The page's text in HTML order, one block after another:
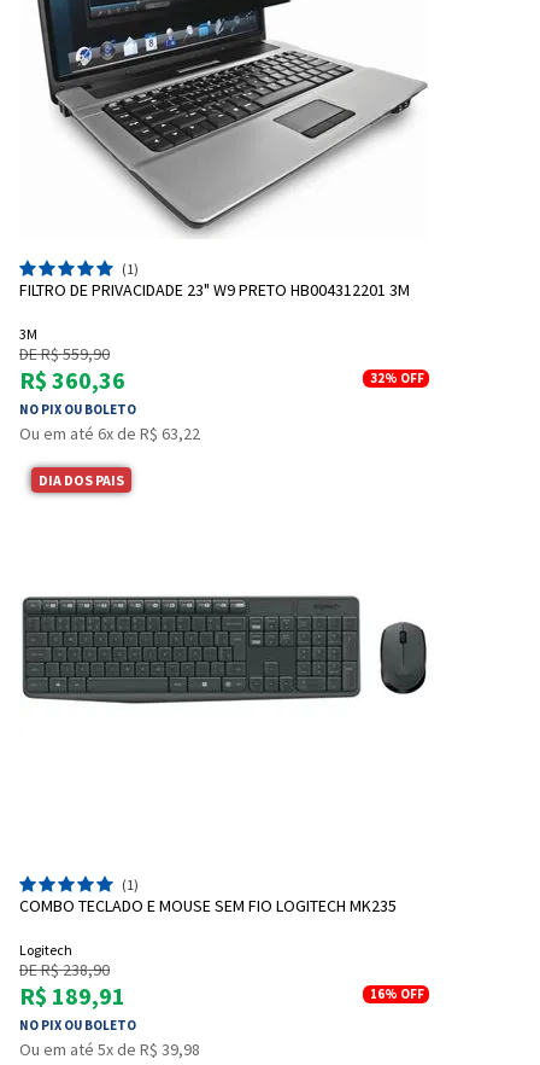
(1)
FILTRO DE PRIVACIDADE 23" W9 PRETO HB004312201 3M
3M
DE R$ 559,90
R$ 360,36
NO PIX OU BOLETO
32% OFF
Ou em até 6x de R$ 63,22
DIA DOS PAIS
(1)
COMBO TECLADO E MOUSE SEM FIO LOGITECH MK235
Logitech
DE R$ 238,90
R$ 189,91
NO PIX OU BOLETO
16% OFF
Ou em até 5x de R$ 39,98